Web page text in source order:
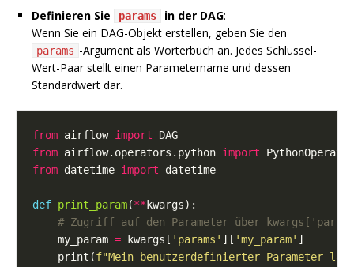
Definieren Sie params in der DAG:
Wenn Sie ein DAG-Objekt erstellen, geben Sie den
params -Argument als Wörterbuch an. Jedes Schlüssel-
Wert-Paar stellt einen Parametername und dessen
Standardwert dar.
from airflow import
from airflow.operators.python import
from datetime import
def print_param(**
# Zugriff auf den Parameter über
    my_param
= kwargs[ 'params' ][ 'my_param'
    print(
f"Mein benutzerdefinierter Parameter